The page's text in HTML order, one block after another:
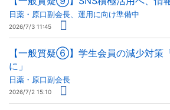
日薬・原口副会長、運用に向け準備中
2026/7/3 11:45
【一般質疑⑥】学生会員の減少対策
に」
日薬・原口副会長
2026/7/2 15:10